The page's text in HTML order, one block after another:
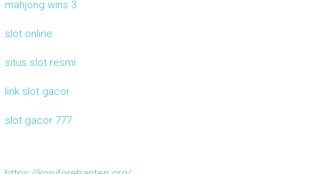
mahjong wins 3
slot online
situs slot resmi
link slot gacor
slot gacor 777